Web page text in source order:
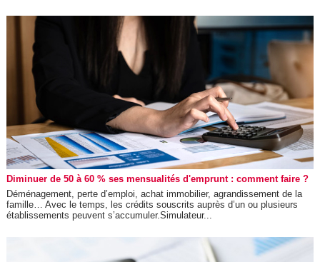
Diminuer de 50 à 60 % ses mensualités d'emprunt : comment faire ?
Déménagement, perte d’emploi, achat immobilier, agrandissement de la
famille… Avec le temps, les crédits souscrits auprès d’un ou plusieurs
établissements peuvent s’accumuler.Simulateur...